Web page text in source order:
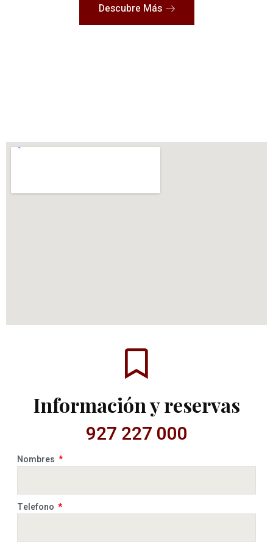
Descubre Más
Información y reservas
927 227 000
Nombres
Telefono